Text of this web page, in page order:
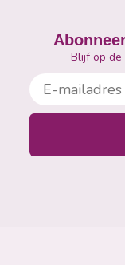
Blijf op
E-mailadres